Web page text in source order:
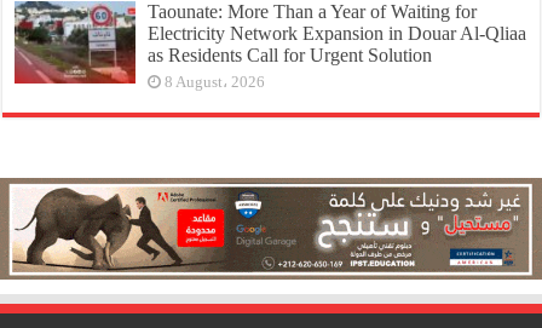
Taounate: More Than a Year of Waiting for
Electricity Network Expansion in Douar Al-Qliaa
as Residents Call for Urgent Solution
8 August، 2026